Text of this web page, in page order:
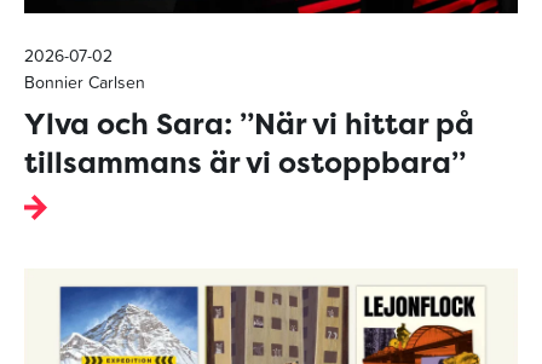
2026-07-02
Bonnier Carlsen
Ylva och Sara: ”När vi hittar på
tillsammans är vi ostoppbara”